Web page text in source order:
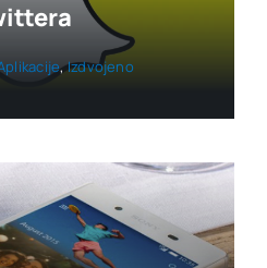
,Izdvojeno